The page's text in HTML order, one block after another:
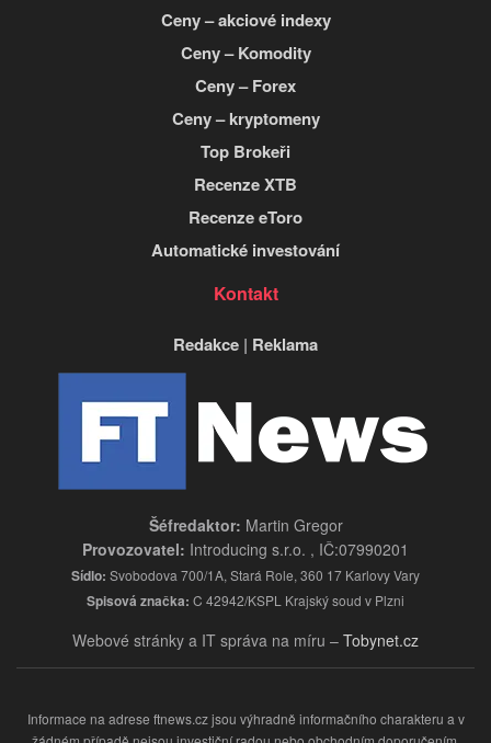
Ceny – akciové indexy
Ceny – Komodity
Ceny – Forex
Ceny – kryptomeny
Top Brokeři
Recenze XTB
Recenze eToro
Automatické investování
Kontakt
Redakce | Reklama
Šéfredaktor: Martin Gregor
Provozovatel: Introducing s.r.o. , IČ:07990201
Sídlo: Svobodova 700/1A, Stará Role, 360 17 Karlovy Vary
Spisová značka: C 42942/KSPL Krajský soud v Plzni
Webové stránky a IT správa na míru – Tobynet.cz
Informace na adrese ftnews.cz jsou výhradně informačního charakteru a v